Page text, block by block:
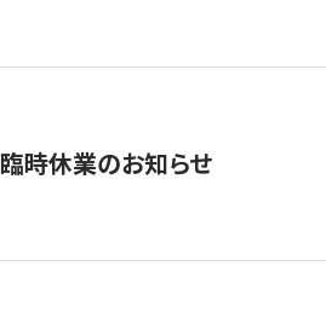
臨時休業のお知らせ